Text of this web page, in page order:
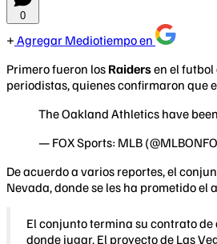
0
Agregar Mediotiempo en
Primero fueron los Raidersen el futbol
periodistas, quienes confirmaron que
The Oakland Athletics have
— FOX Sports: MLB
De acuerdo a varios reportes, el
Nevada, donde se les ha prometido
El conjunto termina su contrato
donde jugar. El proyecto de Las